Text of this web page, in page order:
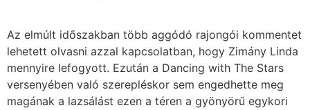
Az elmúlt időszakban több aggódó rajongói kommentet
lehetett olvasni azzal kapcsolatban, hogy Zimány Linda
mennyire lefogyott. Ezután a Dancing with The Stars
versenyében való szerepléskor sem engedhette meg
magának a lazsálást ezen a téren a gyönyörű egykori